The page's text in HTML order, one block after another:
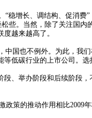
增长、调结构、促消费”
些。当然，除了关注国内
越来越高了。
国也不例外。为此，我们
低碳行业的上市公司。
、举办阶段和后续阶段，
策的推动作用相比2009